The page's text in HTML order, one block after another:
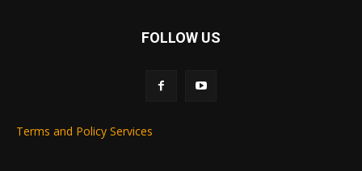
FOLLOW US
Terms and Policy Services